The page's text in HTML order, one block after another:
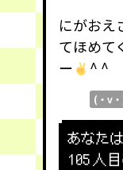
にがおえ
てほめて
ー
^ ^
(・v・
あなた
105 人